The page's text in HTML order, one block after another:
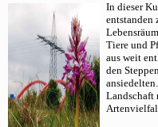
Lebensräume
Arten
Downloads
Links
In dieser
entstanden
Tiere und
aus weit
den
Landschaft